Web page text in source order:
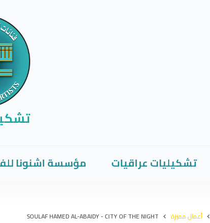
تشكيليات عراقيات مؤسسة اشنونا
أعمال مميزة SOULAF HAMED AL-ABAIDY - CITY OF THE NIGHT